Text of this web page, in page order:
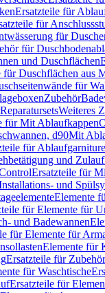
Ersatzteile für
für
für
für
und Duschflächen
für Duschflächen aus
für
Zubehör
ReparatursetsWeiteres
für Mit Ablaufkappen
d90Mit
für
und Zulauf
Ersatzteile für
und
Elemente
für Elemente für
und Badewannen
für Elemente für
Elemente für
Ersatzteile für
für Waschtische
Ersatzteile für